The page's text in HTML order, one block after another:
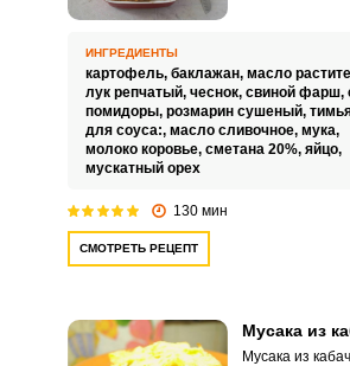
наполненные
начинкой,
сырной
множество
этот
остается
баклажаны,
картофеля.
ИНГРЕДИЕНТЫ
картофель, баклажан, масло
лук репчатый, чеснок, свиной фарш,
помидоры, розмарин сушеный,
для соуса:, масло сливочное, мука,
молоко коровье, сметана 20%, яйцо,
мускатный орех
130 мин
СМОТРЕТЬ РЕЦЕПТ
Мусака из
Мусака из